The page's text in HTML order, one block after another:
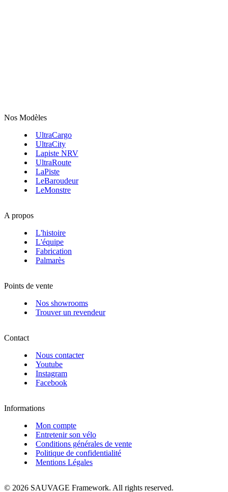
Nos Modèles
UltraCargo
UltraCity
Lapiste NRV
UltraRoute
LaPiste
LeBaroudeur
LeMonstre
A propos
L'histoire
L'équipe
Fabrication
Palmarès
Points de vente
Nos showrooms
Trouver un revendeur
Contact
Nous contacter
Youtube
Instagram
Facebook
Informations
Mon compte
Entretenir son vélo
Conditions générales de vente
Politique de confidentialité
Mentions Légales
© 2026 SAUVAGE Framework. All rights reserved.